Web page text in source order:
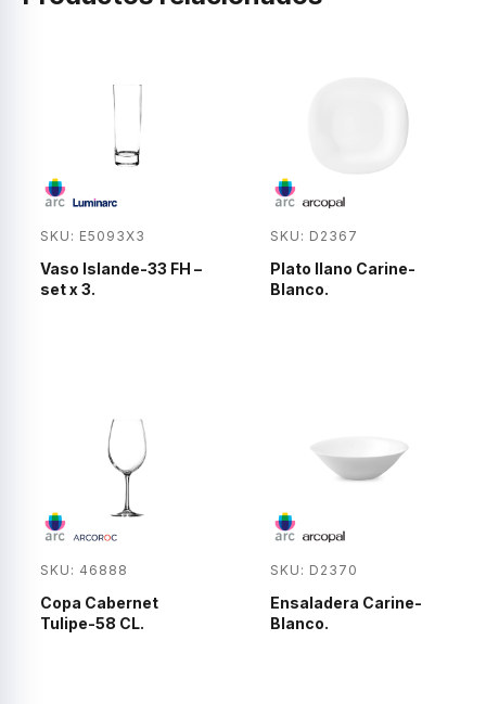
SKU: E5093X3
Vaso Islande-33 FH –
set x 3.
SKU: D2367
Plato llano Carine-
Blanco.
SKU: 46888
Copa Cabernet
Tulipe-58 CL.
SKU: D2370
Ensaladera Carine-
Blanco.